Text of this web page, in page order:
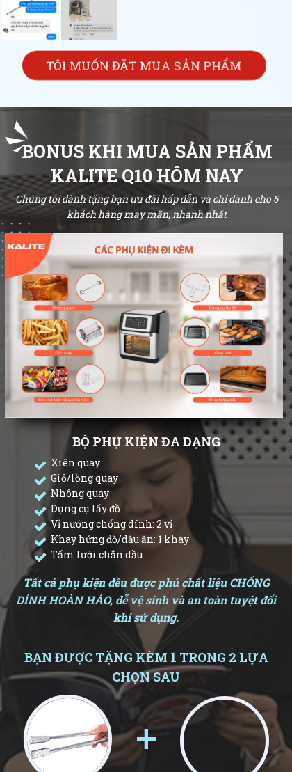
TÔI MUỐN ĐẶT MUA SẢN PHẨM
BONUS KHI MUA SẢN PHẨM
KALITE Q10 HÔM NAY
Chúng tôi dành tặng bạn ưu đãi hấp dẫn và chỉ dành cho 5
khách hàng may mắn, nhanh nhất
Xiên quay
Giỏ/lồng quay
Nhông quay
Dụng cụ lấy đồ
Vỉ nướng chống dính: 2 vỉ
Khay hứng đồ/dầu ăn: 1 khay
Tấm lưới chắn dầu
BỘ PHỤ KIỆN ĐA DẠNG
Tất cả phụ kiện đều được phủ chất liệu CHỐNG
DÍNH HOÀN HẢO, dễ vệ sinh và an toàn tuyệt đối
khi sử dụng.
BẠN ĐƯỢC TẶNG KÈM 1 TRONG 2 LỰA
CHỌN SAU
+